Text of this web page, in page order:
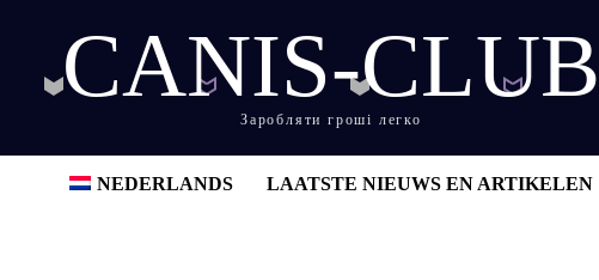
CANIS-CLUB
Заробляти гроші легко
NEDERLANDS LAATSTE NIEUWS EN ARTIKELEN